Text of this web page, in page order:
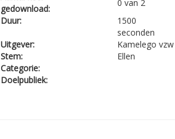
gedownload:
0 van 2
Duur:
1500
seconden
Uitgever:
Kamelego vzw
Stem:
Ellen
Categorie:
Doelpubliek: